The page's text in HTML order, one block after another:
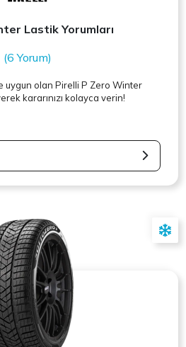
Lastik Yorumları
(6 Yorum)
uygun olanPirelli P Zero Winter
kararınızı kolayca verin!